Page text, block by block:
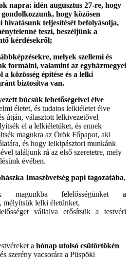
napra: idén augusztus 27-re, hogy
hogy közösen
teljesítését befolyásolja,
teszi, beszéljünk a
kérdésekről;
melyek szellemi és
formálni, valamint az egyházmegyei
közösség építése és a lelki
biztosítva van.
búcsúk lehetőségeivel élve
életet, és tudatos lelkiéletet élve
útján, választott lelkivezetővel
el a lelkiéletüket, és ennek
magukra az Örök Főpapot, aki
és hogy lelkipásztori munkánk
találjunk rá az első szeretetre, mely
évében.
Imaszövetség papi tagozatába,
magunkba felelősségünket a
mélyítsük lelki életünket,
vállalva erősítsük a testvéri
a hónap utolsó csütörtökén
szerény vacsorára a Püspöki